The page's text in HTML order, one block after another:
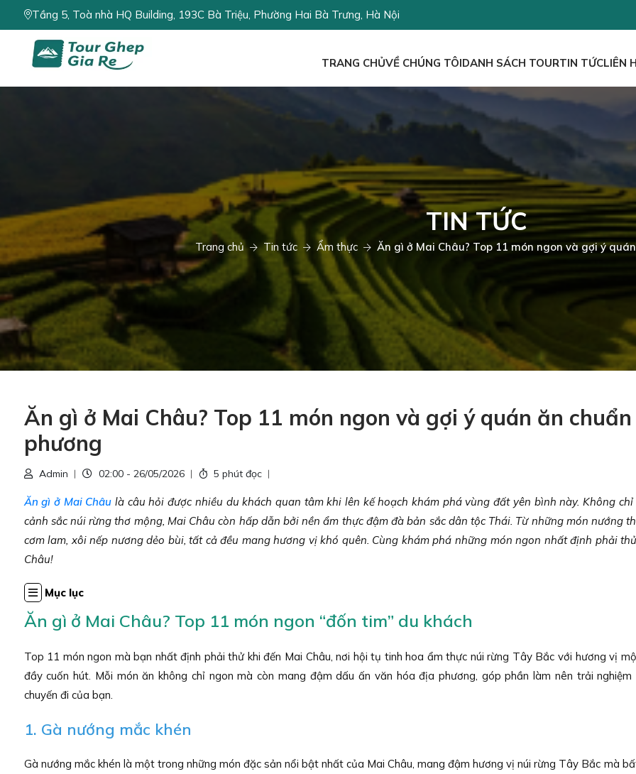
Tầng 5, Toà nhà HQ Building, 193C Bà Triệu, Phường Hai Bà Trưng, Hà Nội
TRANG CHỦVỀ CHÚNG TÔIDANH SÁCH TOURTIN TỨCLIÊN
TIN TỨC
Trang chủ Tin tức Ẩm thực Ăn gì ở Mai Châu? Top 11 món ngon và gợi ý
Ăn gì ở Mai Châu? Top 11 món ngon và gợi ý quán ăn
phương
Admin 02:00 - 26/05/2026 5 phút đọc
Ăn gì ở Mai Châu là câu hỏi được nhiều du khách quan tâm khi lên kế hoạch khám phá vùng đất yên bình này. Không
cảnh sắc núi rừng thơ mộng, Mai Châu còn hấp dẫn bởi nền ẩm thực đậm đà bản sắc dân tộc Thái. Từ những món nướng
cơm lam, xôi nếp nương dẻo bùi, tất cả đều mang hương vị khó quên. Cùng khám phá những món ngon nhất định phải
Châu!
Mục lục
Ăn gì ở Mai Châu? Top 11 món ngon “đốn tim” du khách
Top 11 món ngon mà bạn nhất định phải thử khi đến Mai Châu, nơi hội tụ tinh hoa ẩm thực núi rừng Tây Bắc với hương vị
đầy cuốn hút. Mỗi món ăn không chỉ ngon mà còn mang đậm dấu ấn văn hóa địa phương, góp phần làm nên trải nghiệm
chuyến đi của bạn.
1. Gà nướng mắc khén
Gà nướng mắc khén là một trong những món đặc sản nổi bật nhất của Mai Châu, mang đậm hương vị núi rừng Tây Bắc mà